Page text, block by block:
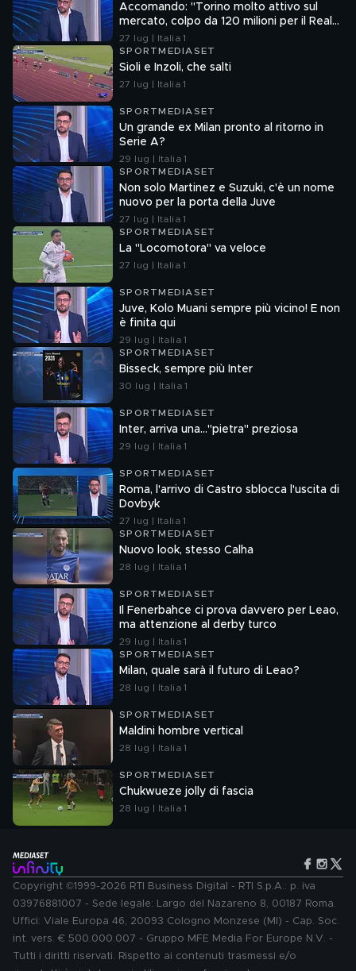
Accomando: "Torino molto attivo sul
mercato, colpo da 120 milioni per il Real
Madrid"
27 lug | Italia 1
SPORTMEDIASET
Sioli e Inzoli, che salti
27 lug | Italia 1
SPORTMEDIASET
Un grande ex Milan pronto al ritorno in
Serie A?
29 lug | Italia 1
SPORTMEDIASET
Non solo Martinez e Suzuki, c'è un nome
nuovo per la porta della Juve
27 lug | Italia 1
SPORTMEDIASET
La "Locomotora" va veloce
27 lug | Italia 1
SPORTMEDIASET
Juve, Kolo Muani sempre più vicino! E non
è finita qui
29 lug | Italia 1
SPORTMEDIASET
Bisseck, sempre più Inter
30 lug | Italia 1
SPORTMEDIASET
Inter, arriva una..."pietra" preziosa
29 lug | Italia 1
SPORTMEDIASET
Roma, l'arrivo di Castro sblocca l'uscita di
Dovbyk
27 lug | Italia 1
SPORTMEDIASET
Nuovo look, stesso Calha
28 lug | Italia 1
SPORTMEDIASET
Il Fenerbahce ci prova davvero per Leao,
ma attenzione al derby turco
29 lug | Italia 1
SPORTMEDIASET
Milan, quale sarà il futuro di Leao?
28 lug | Italia 1
SPORTMEDIASET
Maldini hombre vertical
28 lug | Italia 1
SPORTMEDIASET
Chukwueze jolly di fascia
28 lug | Italia 1
Copyright ©1999-2026 RTI Business Digital - RTI S.p.A.: p. iva
03976881007 - Sede legale: Largo del Nazareno 8, 00187 Roma.
Uffici: Viale Europa 46, 20093 Cologno Monzese (MI) - Cap. Soc.
int. vers. € 500.000.007 - Gruppo MFE Media For Europe N.V. -
Tutti i diritti riservati. Rispetto ai contenuti trasmessi e/o